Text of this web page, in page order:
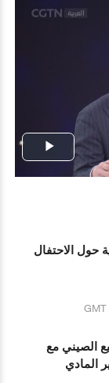
Play
حول الاحتفال
GMT
الصيني مع
المادي